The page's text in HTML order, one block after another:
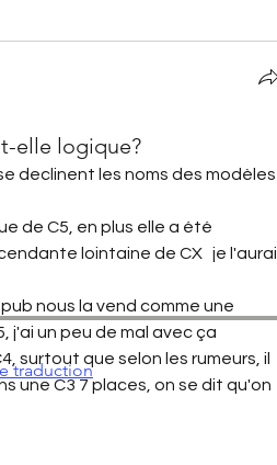
elle logique?
declinent les noms des modèles
de C5, en plus elle a été
lointaine de CX   je l'aurai
nous la vend comme une
j'ai un peu de mal avec ça
surtout que selon les rumeurs, il
une C3 7 places, on se dit qu'on
traduction